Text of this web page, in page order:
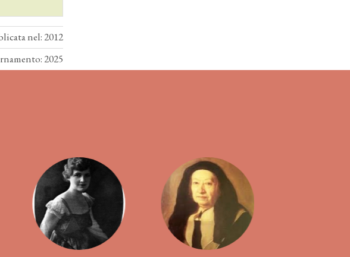
nel: 2012
2025